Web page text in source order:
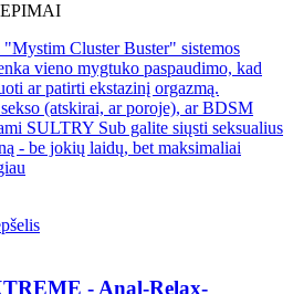
Cluster Buster" sistemos
vieno mygtuko paspaudimo, kad
ar patirti ekstazinį orgazmą.
(atskirai, ar poroje), ar BDSM
SULTRY Sub galite siųsti seksualius
- be jokių laidų, bet maksimaliai
- Anal-Relax-